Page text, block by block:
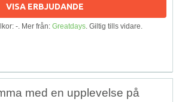
VISA ERBJUDANDE
-. Mer från: Greatdays. Giltig tills vidare.
med en upplevelse på